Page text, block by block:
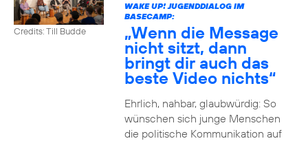
Credits: Till Budde
WAKE UP! JUGENDDIALOG IM
BASECAMP:
„Wenn die Message
nicht sitzt, dann
bringt dir auch das
beste Video nichts“
Ehrlich, nahbar, glaubwürdig: So
wünschen sich junge Menschen
die politische Kommunikation auf